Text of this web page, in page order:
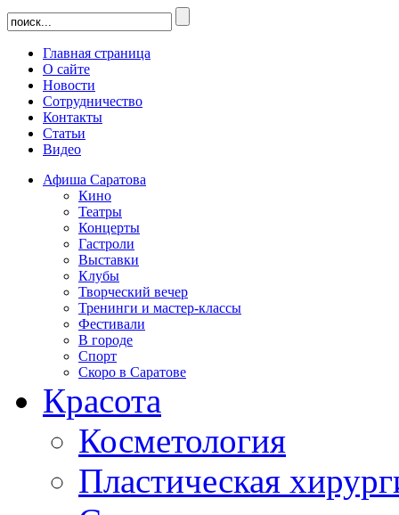
Главная страница
О сайте
Новости
Сотрудничество
Контакты
Статьи
Видео
Афиша Саратова
Кино
Театры
Концерты
Гастроли
Выставки
Клубы
Творческий вечер
Тренинги и мастер-классы
Фестивали
В городе
Спорт
Скоро в Саратове
Красота
Косметология
Пластическая